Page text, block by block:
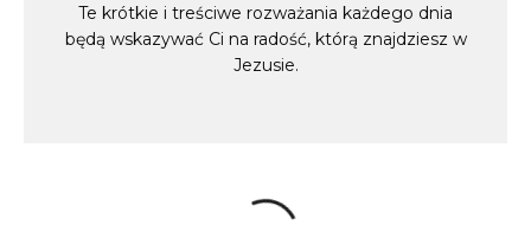
Te krótkie i treściwe rozważania każdego dnia
będą wskazywać Ci na radość, którą znajdziesz w
Jezusie.